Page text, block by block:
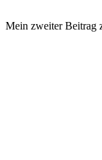
Mein zweiter Beitrag